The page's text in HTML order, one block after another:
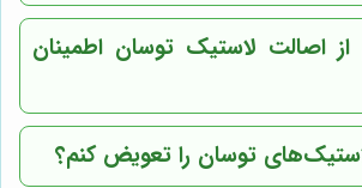
از اصالت لاستیک توسان اطمینان
توسان را تعویض کنم؟